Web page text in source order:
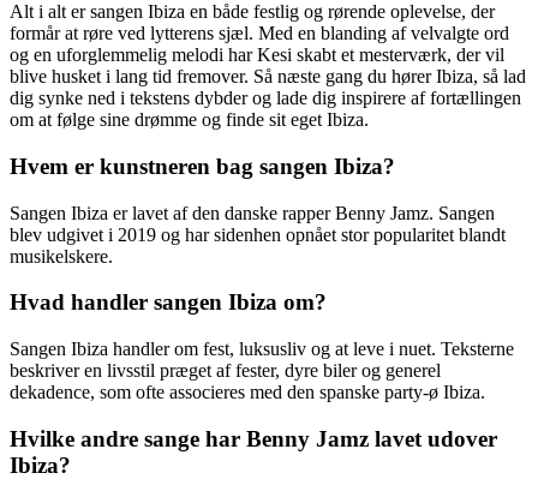
Alt i alt er sangen Ibiza en både festlig og rørende oplevelse, der
formår at røre ved lytterens sjæl. Med en blanding af velvalgte ord
og en uforglemmelig melodi har Kesi skabt et mesterværk, der vil
blive husket i lang tid fremover. Så næste gang du hører Ibiza, så lad
dig synke ned i tekstens dybder og lade dig inspirere af fortællingen
om at følge sine drømme og finde sit eget Ibiza.
Hvem er kunstneren bag sangen Ibiza?
Sangen Ibiza er lavet af den danske rapper Benny Jamz. Sangen
blev udgivet i 2019 og har sidenhen opnået stor popularitet blandt
musikelskere.
Hvad handler sangen Ibiza om?
Sangen Ibiza handler om fest, luksusliv og at leve i nuet. Teksterne
beskriver en livsstil præget af fester, dyre biler og generel
dekadence, som ofte associeres med den spanske party-ø Ibiza.
Hvilke andre sange har Benny Jamz lavet udover
Ibiza?